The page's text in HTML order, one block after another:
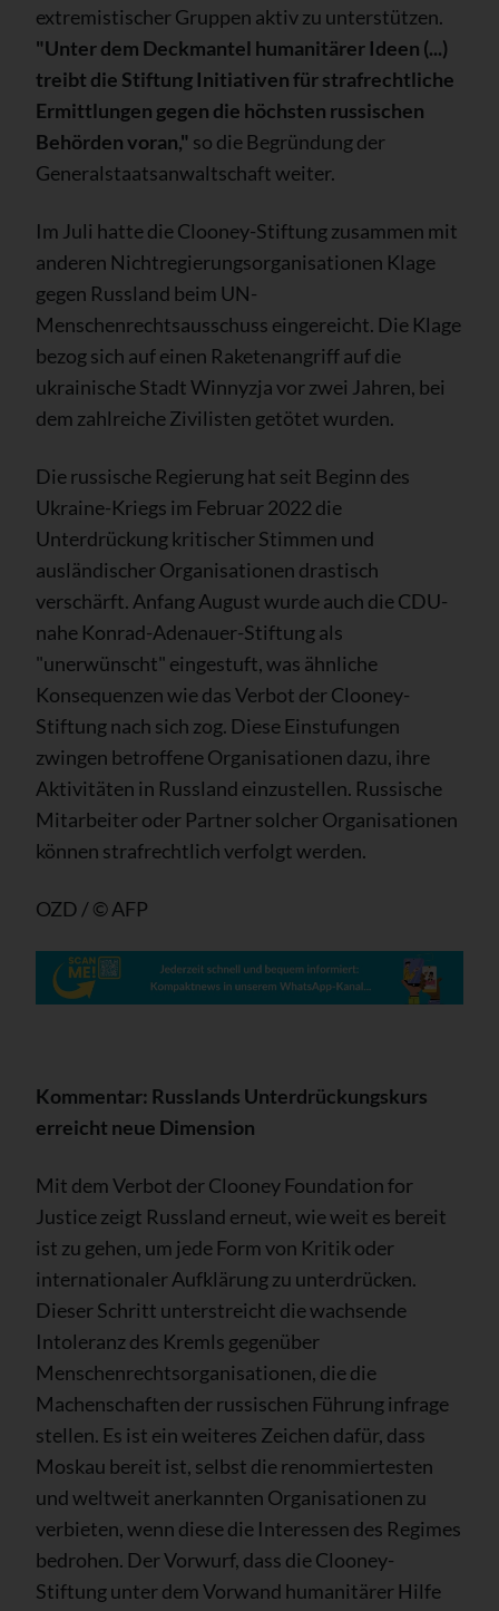
extremistischer Gruppen aktiv zu unterstützen.
"Unter dem Deckmantel humanitärer Ideen (...)
treibt die Stiftung Initiativen für strafrechtliche
Ermittlungen gegen die höchsten russischen
Behörden voran," so die Begründung der
Generalstaatsanwaltschaft weiter.
Im Juli hatte die Clooney-Stiftung zusammen mit
anderen Nichtregierungsorganisationen Klage
gegen Russland beim UN-
Menschenrechtsausschuss eingereicht. Die Klage
bezog sich auf einen Raketenangriff auf die
ukrainische Stadt Winnyzja vor zwei Jahren, bei
dem zahlreiche Zivilisten getötet wurden.
Die russische Regierung hat seit Beginn des
Ukraine-Kriegs im Februar 2022 die
Unterdrückung kritischer Stimmen und
ausländischer Organisationen drastisch
verschärft. Anfang August wurde auch die CDU-
nahe Konrad-Adenauer-Stiftung als
"unerwünscht" eingestuft, was ähnliche
Konsequenzen wie das Verbot der Clooney-
Stiftung nach sich zog. Diese Einstufungen
zwingen betroffene Organisationen dazu, ihre
Aktivitäten in Russland einzustellen. Russische
Mitarbeiter oder Partner solcher Organisationen
können strafrechtlich verfolgt werden.
OZD / © AFP
Kommentar: Russlands Unterdrückungskurs
erreicht neue Dimension
Mit dem Verbot der Clooney Foundation for
Justice zeigt Russland erneut, wie weit es bereit
ist zu gehen, um jede Form von Kritik oder
internationaler Aufklärung zu unterdrücken.
Dieser Schritt unterstreicht die wachsende
Intoleranz des Kremls gegenüber
Menschenrechtsorganisationen, die die
Machenschaften der russischen Führung infrage
stellen. Es ist ein weiteres Zeichen dafür, dass
Moskau bereit ist, selbst die renommiertesten
und weltweit anerkannten Organisationen zu
verbieten, wenn diese die Interessen des Regimes
bedrohen. Der Vorwurf, dass die Clooney-
Stiftung unter dem Vorwand humanitärer Hilfe